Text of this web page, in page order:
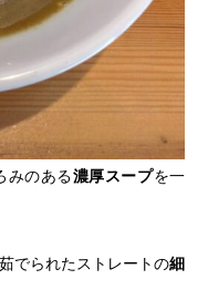
みのある濃厚スープを一
でられたストレートの細